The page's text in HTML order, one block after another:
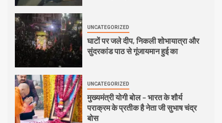
UNCATEGORIZED
घाटों पर जले दीप, निकली शोभायात्रा और
सुंदरकांड पाठ से गूंजायमान हुई का
UNCATEGORIZED
मुख्यमंत्री योगी बोल – भारत के शौर्य
पराक्रम के प्रतीक है नेता जी सुभाष चंद्र
बोस